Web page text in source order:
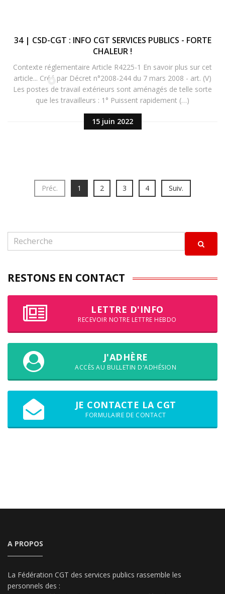
15 juin 2022
34 | CSD-CGT : INFO CGT SERVICES PUBLICS - FORTE
CHALEUR !
Contexte réglementaire Article R4225-1 En savoir plus sur cet
article... Créé par Décret n°2008-244 du 7 mars 2008 - art. (V)
Les postes de travail extérieurs sont aménagés de telle sorte
que les travailleurs : 1° Puissent rapidement (…)
Préc. 1 2 3 4 Suiv.
RESTONS EN CONTACT
LETTRE D'INFO
RECEVOIR NOTRE LETTRE HEBDO
J'ADHÈRE
ACCÈS AU BULLETIN D'ADHÉSION
JE CONTACTE LA CGT
FORMULAIRE DE CONTACT
A PROPOS
La Fédération CGT des services publics rassemble les
personnels des :